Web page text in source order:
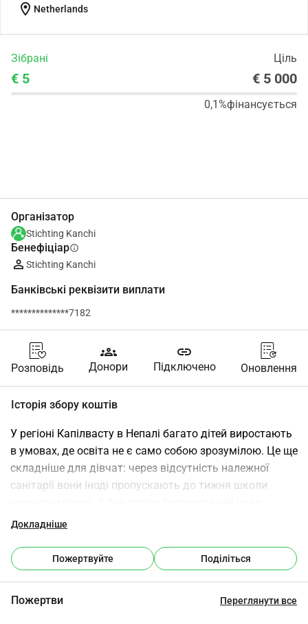
location_on Netherlands
Зібрані Ціль
€ 5 € 5 000
0,1%фінансується
Організатор
Stichting Kanchi
Бенефіціарinfo
Stichting Kanchi
Банківські реквізити виплати
**************7182
Розповідь
groups
Донори
link
Підключено Оновлення
Історія збору коштів
У регіоні Капілвасту в Непалі багато дітей виростають
в умовах, де освіта не є само собою зрозумілою. Це ще
складніше для дівчат: через відсутність належної
санітарії вони іноді пропускають до тижня школи
бідності та дитячих шлюбів триває.
SSDO та Фонд Канчі працюють разом, щоб розірвати
цей цикл. З вашою підтримкою ми можемо навчити
запропонувати їм можливості, яких вони
Докладніше
Пожертвуйте Поділіться
Пожертви Переглянути все